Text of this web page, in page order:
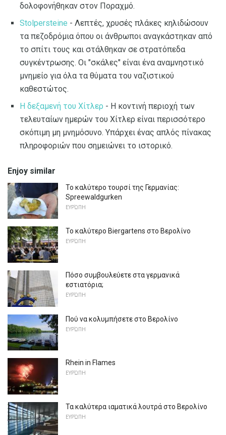
δολοφονήθηκαν στον Ποραχμό.
Stolpersteine - Λεπτές, χρυσές πλάκες κηλιδώσουν
τα πεζοδρόμια όπου οι άνθρωποι αναγκάστηκαν από
το σπίτι τους και στάλθηκαν σε στρατόπεδα
συγκέντρωσης. Οι "σκάλες" είναι ένα αναμνηστικό
μνημείο για όλα τα θύματα του ναζιστικού
καθεστώτος.
Η δεξαμενή του Χίτλερ - Η κοντινή περιοχή των
τελευταίων ημερών του Χίτλερ είναι περισσότερο
σκόπιμη μη μνημόσυνο. Υπάρχει ένας απλός πίνακας
πληροφοριών που σημειώνει το ιστορικό.
Enjoy similar
Το καλύτερο τουρσί της Γερμανίας:
Spreewaldgurken
ΕΥΡΏΠΗ
Το καλύτερο Biergartens στο Βερολίνο
ΕΥΡΏΠΗ
Πόσο συμβουλεύετε στα γερμανικά
εστιατόρια;
ΕΥΡΏΠΗ
Πού να κολυμπήσετε στο Βερολίνο
ΕΥΡΏΠΗ
Rhein in Flames
ΕΥΡΏΠΗ
Τα καλύτερα ιαματικά λουτρά στο Βερολίνο
ΕΥΡΏΠΗ